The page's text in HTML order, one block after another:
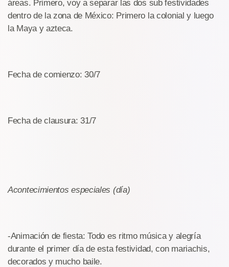
áreas. Primero, voy a separar las dos sub festividades
dentro de la zona de México: Primero la colonial y luego
la Maya y azteca.
Fecha de comienzo: 30/7
Fecha de clausura: 31/7
Acontecimientos especiales (día)
-Animación de fiesta: Todo es ritmo música y alegría
durante el primer día de esta festividad, con mariachis,
decorados y mucho baile.